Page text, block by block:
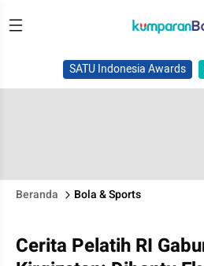
SATU Indonesia Awards
Beranda Bola & Sports
Cerita Pelatih RI